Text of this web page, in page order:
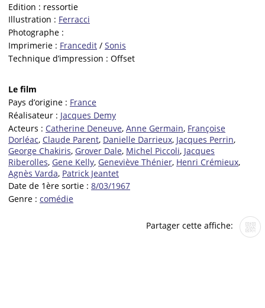
Edition : ressortie
Illustration : Ferracci
Photographe :
Imprimerie : Francedit / Sonis
Technique d’impression : Offset
Le film
Pays d’origine : France
Réalisateur : Jacques Demy
Acteurs : Catherine Deneuve, Anne Germain, Françoise
Dorléac, Claude Parent, Danielle Darrieux, Jacques Perrin,
George Chakiris, Grover Dale, Michel Piccoli, Jacques
Riberolles, Gene Kelly, Geneviève Thénier, Henri Crémieux,
Agnès Varda, Patrick Jeantet
Date de 1ère sortie : 8/03/1967
Genre : comédie
Partager cette affiche: